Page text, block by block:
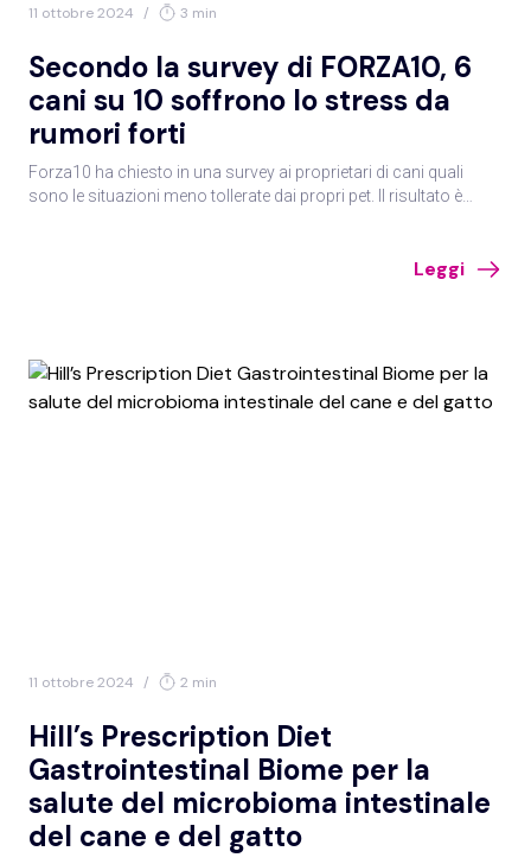
11 ottobre 2024 / 3 min
Secondo la survey di FORZA10, 6
cani su 10 soffrono lo stress da
rumori forti
Forza10 ha chiesto in una survey ai proprietari di cani quali
sono le situazioni meno tollerate dai propri pet. Il risultato è
Leggi
11 ottobre 2024 / 2 min
Hill’s Prescription Diet
Gastrointestinal Biome per la
salute del microbioma intestinale
del cane e del gatto